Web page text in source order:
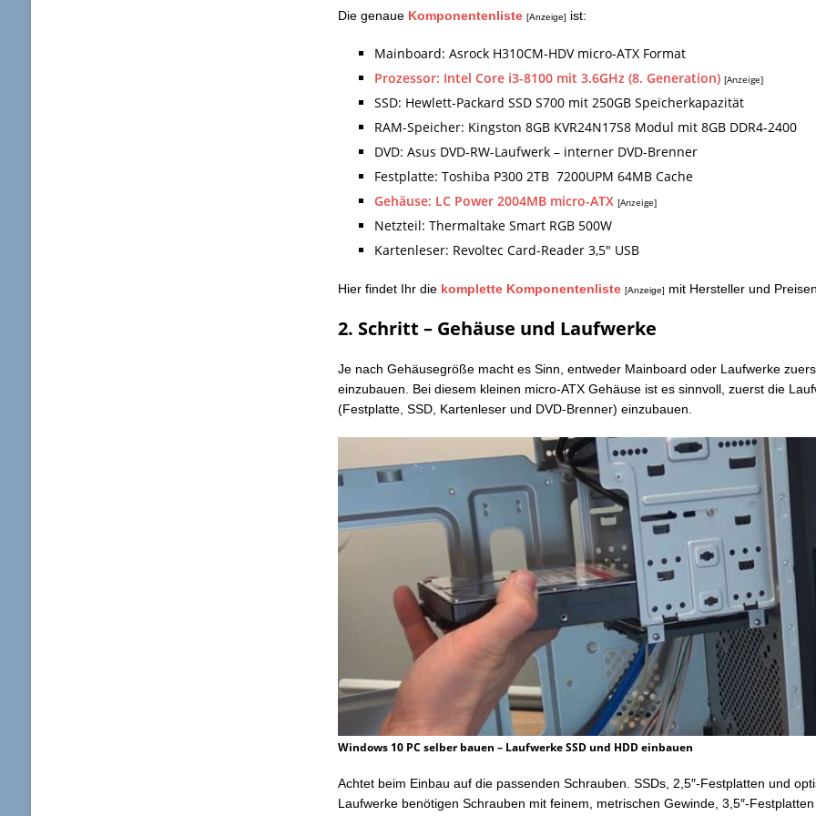
Die genaue Komponentenliste [Anzeige] ist:
Mainboard: Asrock H310CM-HDV micro-ATX Format
Prozessor: Intel Core i3-8100 mit 3.6GHz (8. Generation) [Anzeige]
SSD: Hewlett-Packard SSD S700 mit 250GB Speicherkapazität
RAM-Speicher: Kingston 8GB KVR24N17S8 Modul mit 8GB DDR4-2400
DVD: Asus DVD-RW-Laufwerk – interner DVD-Brenner
Festplatte: Toshiba P300 2TB 7200UPM 64MB Cache
Gehäuse: LC Power 2004MB micro-ATX [Anzeige]
Netzteil: Thermaltake Smart RGB 500W
Kartenleser: Revoltec Card-Reader 3,5″ USB
Hier findet Ihr die komplette Komponentenliste [Anzeige] mit Hersteller und
2. Schritt – Gehäuse und Laufwerke
Je nach Gehäusegröße macht es Sinn, entweder Mainboard oder Laufwerke
einzubauen. Bei diesem kleinen micro-ATX Gehäuse ist es sinnvoll, zuerst die
(Festplatte, SSD, Kartenleser und DVD-Brenner) einzubauen.
Windows 10 PC selber bauen – Laufwerke SSD und HDD einbauen
Achtet beim Einbau auf die passenden Schrauben. SSDs, 2,5″-Festplatten und
Laufwerke benötigen Schrauben mit feinem, metrischen Gewinde, 3,5″-